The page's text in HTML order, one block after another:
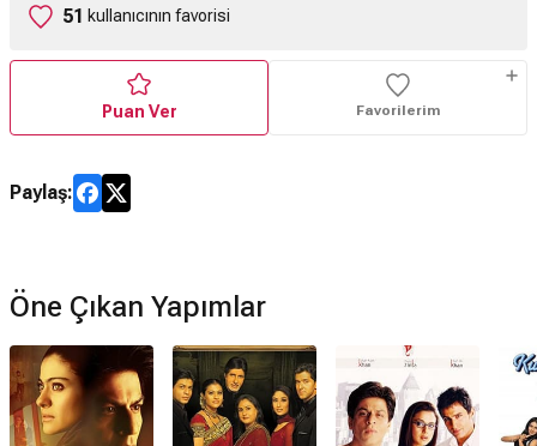
51 kullanıcının favorisi
Puan Ver Favorilerim
Paylaş:
Öne Çıkan Yapımlar